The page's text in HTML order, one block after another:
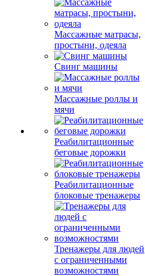
Массажные матрасы,
простыни, одеяла
Свинг машины
Массажные роллы и
мячи
Реабилитационные
беговые дорожки
Реабилитационные
блоковые тренажеры
Тренажеры для людей
с ограниченными
возможностями